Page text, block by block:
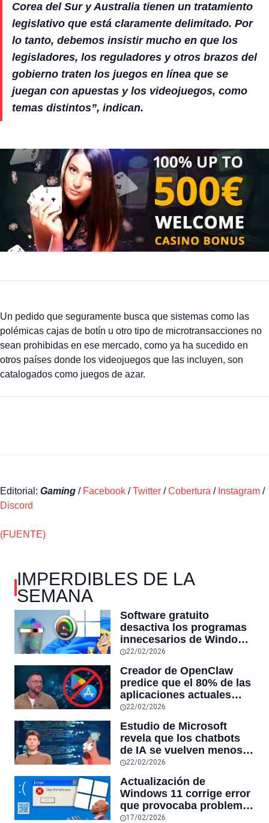
Corea del Sur y Australia tienen un tratamiento
legislativo que está claramente delimitado. Por
lo tanto, debemos insistir mucho en que los
legisladores, los reguladores y otros brazos del
gobierno traten los juegos en línea que se
juegan con apuestas y los videojuegos, como
temas distintos”, indican.
Un pedido que seguramente busca que sistemas como las
polémicas cajas de botín u otro tipo de microtransacciones no
sean prohibidas en ese mercado, como ya ha sucedido en
otros países donde los videojuegos que las incluyen, son
catalogados como juegos de azar.
Editorial: Gaming / Facebook /Twitter /Cobertura / Instagram /
Discord
(FUENTE)
IMPERDIBLES DE LA
SEMANA
Software gratuito
desactiva los programas
innecesarios de Windows
11 y optimiza el PC,
RAM y mucho más
22/02/2026
Creador de OpenClaw
predice que el 80% de las
aplicaciones actuales
desaparecerán en el
las aplicaciones con
sensores únicos o
conexiones especiales a
hardware
22/02/2026
Estudio de Microsoft
revela que los chatbots
de IA se vuelven menos
confiables mientras más
tiempo hablas con ellos:
la falta de confiabilidad
sube un 112%
22/02/2026
Actualización de
Windows 11 corrige error
que provocaba problemas
al jugar en PC: los
17/02/2026